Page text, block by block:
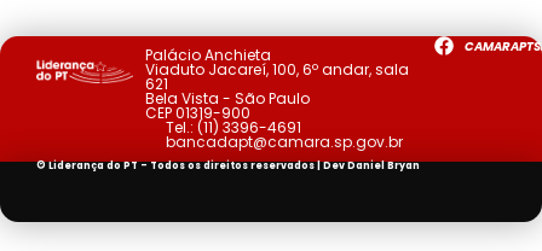
Palácio Anchieta
Viaduto Jacareí, 100, 6º andar, sala
621
Bela Vista - São Paulo
CEP 01319-900
Tel.: (11) 3396-4691
bancadapt@camara.sp.gov.br
© Liderança do PT - Todos os direitos reservados | DevDaniel Bryan